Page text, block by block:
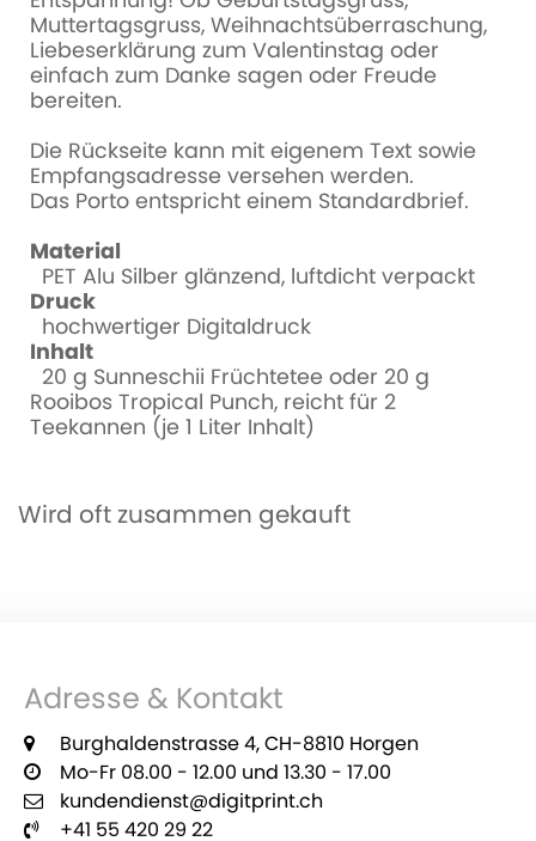
Muttertagsgruss, Weihnachtsüberraschung,
Liebeserklärung zum Valentinstag oder
einfach zum Danke sagen oder Freude
bereiten.
Die Rückseite kann mit eigenem Text sowie
Empfangsadresse versehen werden.
Das Porto entspricht einem Standardbrief.
Material
PET Alu Silber glänzend, luftdicht verpackt
Druck
hochwertiger Digitaldruck
Inhalt
20 g Sunneschii Früchtetee oder 20 g
Rooibos Tropical Punch, reicht für 2
Teekannen (je 1 Liter Inhalt)
Wird oft zusammen gekauft
Adresse & Kontakt
Burghaldenstrasse 4, CH-8810 Horgen
Mo-Fr 08.00 - 12.00 und 13.30 - 17.00
kundendienst@digitprint.ch
+41 55 420 29 22